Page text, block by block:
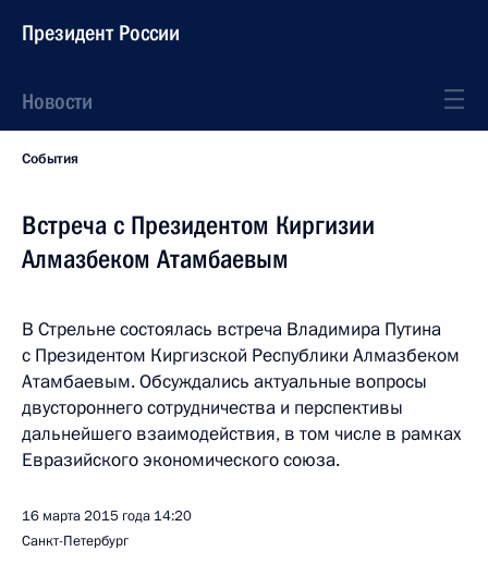
Президент России
Новости
События
Встреча с Президентом Киргизии
Алмазбеком Атамбаевым
В Стрельне состоялась встреча Владимира Путина
с Президентом Киргизской Республики Алмазбеком
Атамбаевым. Обсуждались актуальные вопросы
двустороннего сотрудничества и перспективы
дальнейшего взаимодействия, в том числе в рамках
Евразийского экономического союза.
16 марта 2015 года 14:20
Санкт-Петербург